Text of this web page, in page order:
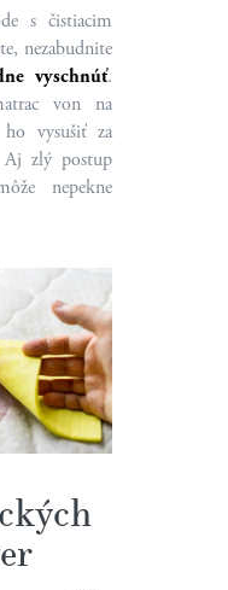
s čistiacim
nezabudnite
vyschnúť.
von na
ho vysušiť za
Aj zlý postup
nepekne